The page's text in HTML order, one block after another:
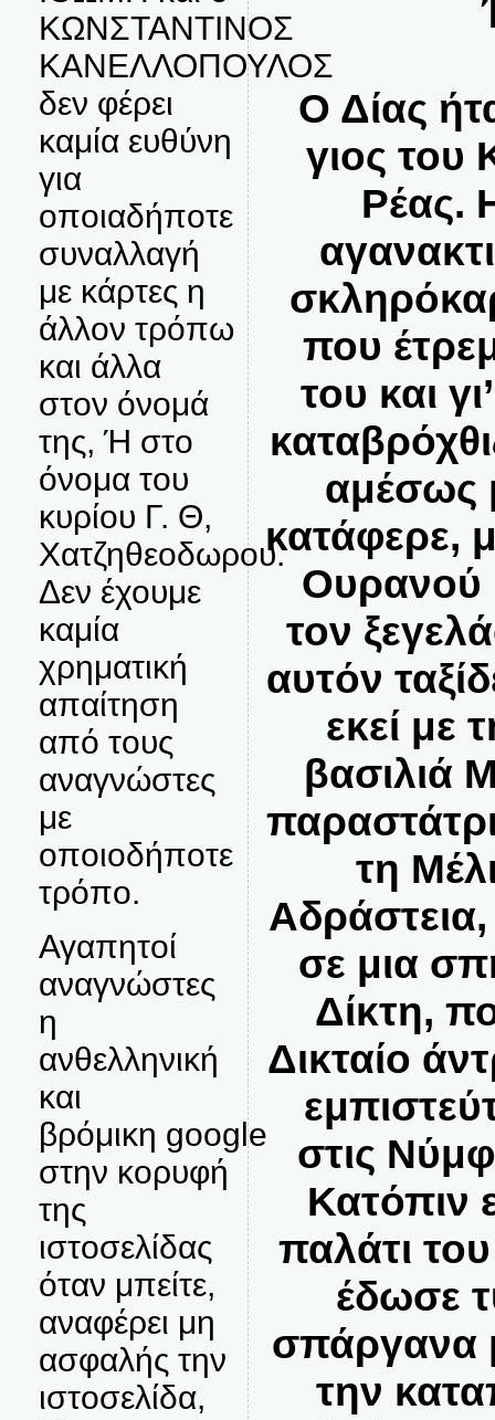
ΚΩΝΣΤΑΝΤΙΝΟΣ
ΚΑΝΕΛΛΟΠΟΥΛΟΣ
δεν φέρει
καμία ευθύνη
για
οποιαδήποτε
συναλλαγή
με κάρτες η
άλλον τρόπω
και άλλα
στον όνομά
της, Ή στο
όνομα του
κυρίου Γ. Θ,
Χατζηθεοδωρου.
Δεν έχουμε
καμία
χρηματική
απαίτηση
από τους
αναγνώστες
με
οποιοδήποτε
τρόπο.
Αγαπητοί
αναγνώστες
η
ανθελληνική
και
βρόμικη google
στην κορυφή
της
ιστοσελίδας
όταν μπείτε,
αναφέρει μη
ασφαλής την
ιστοσελίδα,
Ο Δίας
γιος του
Ρέας.
που
του και
αμέσως
κατάφερε,
Ουρανού
τον
αυτόν
εκεί με
βασιλιά
τη
σε μια
Δίκτη,
Δικταίο
στις
Κατόπιν
παλάτι
έδωσε
σπάργανα
την